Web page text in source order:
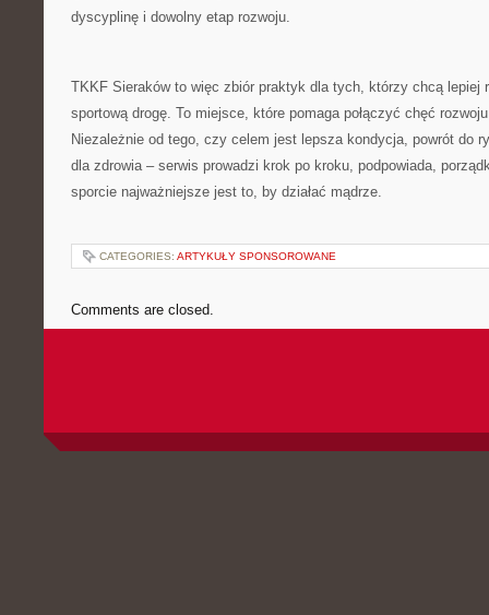
dyscyplinę i dowolny etap rozwoju.
TKKF Sieraków to więc zbiór praktyk dla tych, którzy chcą lepiej
sportową drogę. To miejsce, które pomaga połączyć chęć
Niezależnie od tego, czy celem jest lepsza kondycja, powrót do
dla zdrowia – serwis prowadzi krok po kroku, podpowiada,
sporcie najważniejsze jest to, by działać mądrze.
CATEGORIES: ARTYKUŁY SPONSOROWANE
Comments are closed.